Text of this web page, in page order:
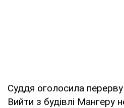
Суддя оголосила
Вийти з будівлі Мангеру